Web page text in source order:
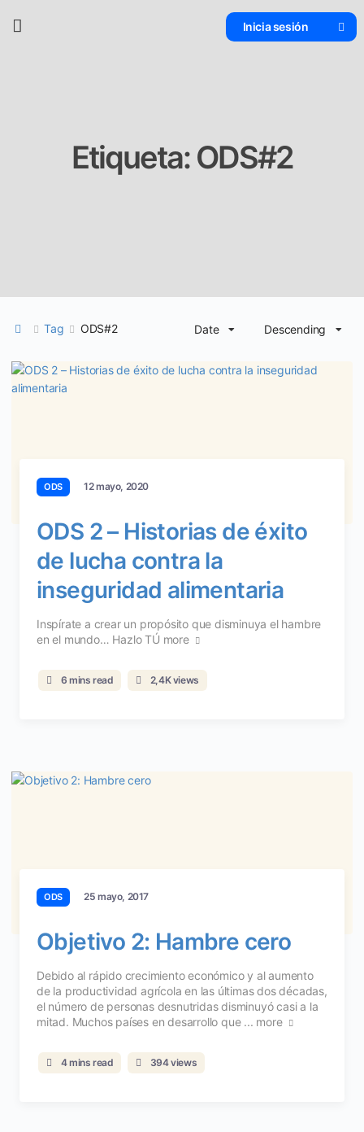
Inicia sesión
Etiqueta:ODS#2
Tag ODS#2 Date Descending
ODS 12 mayo, 2020
ODS 2 – Historias de éxito
de lucha contra la
inseguridad alimentaria
Inspírate a crear un propósito que disminuya el hambre
en el mundo… Hazlo TÚ more
6 mins read 2,4K views
ODS 25 mayo, 2017
Objetivo 2: Hambre cero
Debido al rápido crecimiento económico y al aumento
de la productividad agrícola en las últimas dos décadas,
el número de personas desnutridas disminuyó casi a la
mitad. Muchos países en desarrollo que ... more
4 mins read 394 views